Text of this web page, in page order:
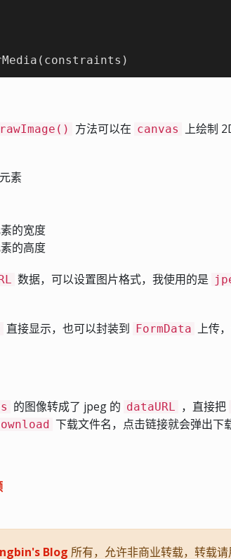
方法可以在 canvas 上绘制
元素
的宽度
的高度
数据，可以设置图片格式，我使用的是
直接显示，也可以封装到 FormData 上传
的图像转成了 jpeg 的 dataURL ，直接把
下载文件名，点击链接就会弹出下
Blog 所有，允许非商业转载，转载